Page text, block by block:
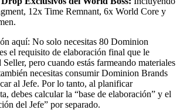
12x Time Remnant, 6x World Core y
aquí: No solo necesitas 80 Dominion
el requisito de elaboración final que le
pero cuando estás farmeando materiales
necesitas consumir Dominion Brands
al Jefe. Por lo tanto, al planificar
debes calcular la “base de elaboración” y el
del Jefe” por separado.